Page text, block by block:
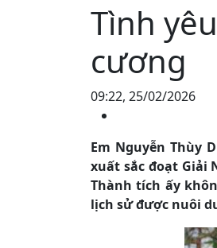
Tình
cương
09:22, 25/02/2026
Em Nguyễn Thùy
xuất sắc đoạt Giải
Thành tích ấy
lịch sử được nuôi